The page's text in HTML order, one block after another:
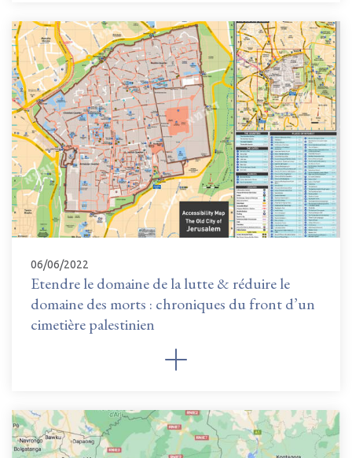
06/06/2022
Etendre le domaine de la lutte & réduire le
domaine des morts : chroniques du front d’un
cimetière palestinien